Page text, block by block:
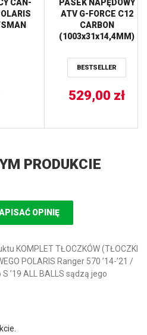
CAN-
PASEK NAPĘDOWY
ATV G-FORCE C12
CARBON
(1003x31x14,4MM)
SPORTSMAN
TOURING/XP/X2
HIGH LIFTER 1000 ’17
(23C3836) GATES
BESTSELLER
529,00 zł
PRODUKCIE
OPINIĘ
KOMPLET TŁOCZKÓW (TŁOCZKI
POLARIS Ranger 570 ’14-’21 /
’19 ALL BALLS sądzą jego